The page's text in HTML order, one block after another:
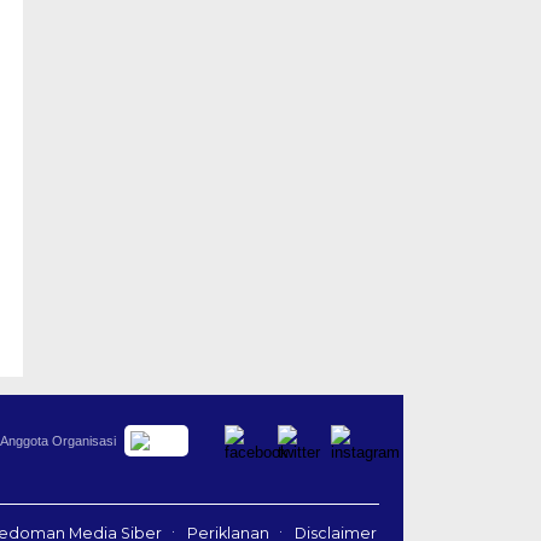
Anggota Organisasi
Media Siber Periklanan Disclaimer